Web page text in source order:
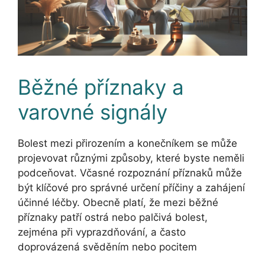
Běžné příznaky a
varovné signály
Bolest mezi přirozením a konečníkem se může
projevovat různými způsoby, které byste neměli
podceňovat. Včasné rozpoznání příznaků může
být klíčové pro správné určení příčiny a zahájení
účinné léčby. Obecně platí, že mezi běžné
příznaky patří ostrá nebo palčivá bolest,
zejména při vyprazdňování, a často
doprovázená svěděním nebo pocitem